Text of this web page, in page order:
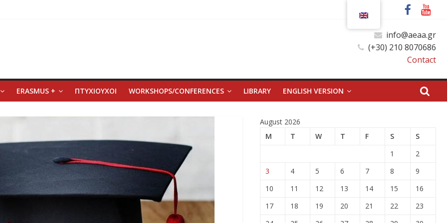
info@aeaa.gr
(+30) 210 8070686
Contact
ERASMUS + ΠΤΥΧΙΟΥΧΟΙ WORKSHOPS/CONFERENCES LIBRARY ENGLISH VERSION
August 2026
M
T W T F S
S
1
2
3
4 5 6 7 8
9
10
11 12 13 14 15
16
17
18 19 20 21 22
23